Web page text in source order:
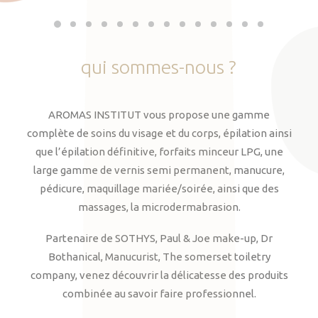
qui sommes-nous ?
AROMAS INSTITUT vous propose une gamme
complète de soins du visage et du corps, épilation ainsi
que l’épilation définitive, forfaits minceur LPG, une
large gamme de vernis semi permanent, manucure,
pédicure, maquillage mariée/soirée, ainsi que des
massages, la microdermabrasion.
Partenaire de SOTHYS, Paul & Joe make-up, Dr
Bothanical, Manucurist, The somerset toiletry
company, venez découvrir la délicatesse des produits
combinée au savoir faire professionnel.